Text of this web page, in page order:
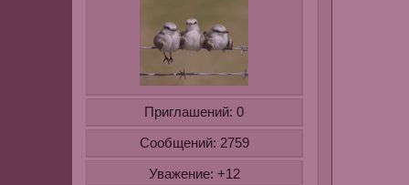
Приглашений: 0
Сообщений: 2759
Уважение: +12